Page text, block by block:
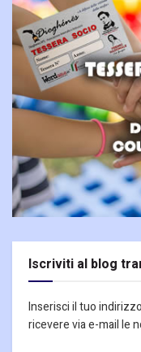
Iscriviti al blog
Inserisci il tuo
ricevere via e-mail le